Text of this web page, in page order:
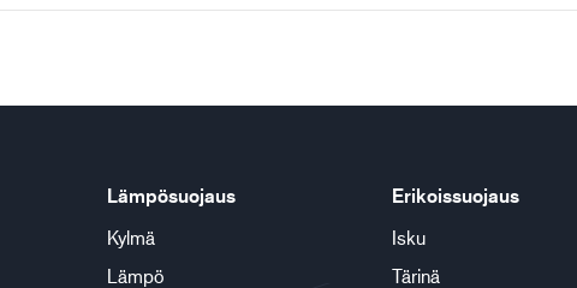
Lämpösuojaus
Kylmä
Lämpö
Erikoissuojaus
Isku
Tärinä